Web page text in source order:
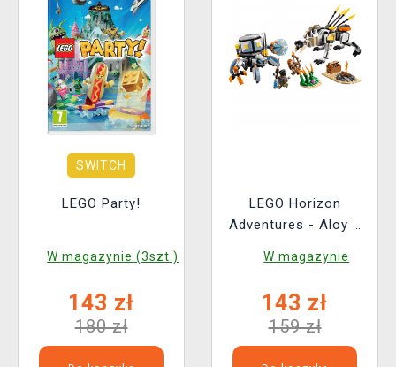
SWITCH
LEGO Party!
W magazynie (3szt.)
143 zł
180 zł
LEGO Horizon
Adventures - Aloy a
a Sawtooth
W magazynie
143 zł
159 zł